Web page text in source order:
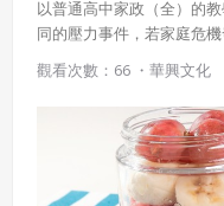
以普通高中家政（全）的
同的壓力事件，若家庭危
性，度過難關。從各種多
現，並以他人為例，思考
觀看次數：66 ・ 華興文化